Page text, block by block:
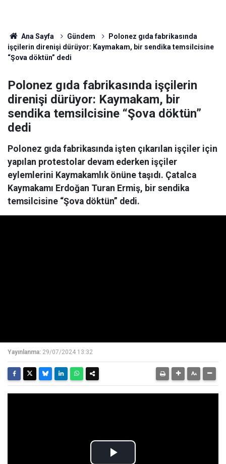
Ana Sayfa Gündem
Polonez gıda fabrikasında
işçilerin direnişi dürüyor: Kaymakam, bir sendika temsilcisine
“Şova döktün” dedi
Polonez gıda fabrikasında işçilerin
direnişi dürüyor: Kaymakam, bir
sendika temsilcisine “Şova döktün”
dedi
Polonez gıda fabrikasında işten çıkarılan işçiler için
yapılan protestolar devam ederken işçiler
eylemlerini Kaymakamlık önüne taşıdı. Çatalca
Kaymakamı Erdoğan Turan Ermiş, bir sendika
temsilcisine “Şova döktün” dedi.
Yayınlanma: 29/07/2024 13:32